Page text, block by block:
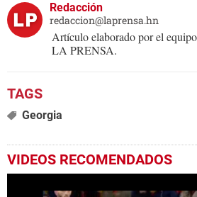
Redacción
redaccion@laprensa.hn
Artículo elaborado por el
LA PRENSA.
Georgia
VIDEOS RECOMENDADOS